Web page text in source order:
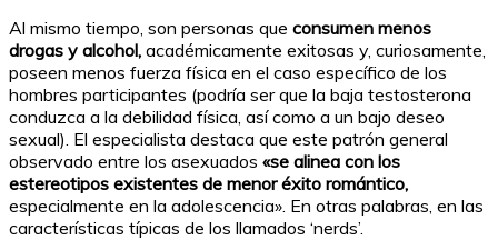
Al mismo tiempo, son personas que consumen menos
drogas y alcohol, académicamente exitosas y, curiosamente,
poseen menos fuerza física en el caso específico de los
hombres participantes (podría ser que la baja testosterona
conduzca a la debilidad física, así como a un bajo deseo
sexual). El especialista destaca que este patrón general
observado entre los asexuados «se alinea con los
estereotipos existentes de menor éxito romántico,
especialmente en la adolescencia». En otras palabras, en las
características típicas de los llamados ‘nerds’.